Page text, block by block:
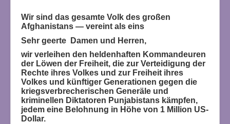
Wir sind das gesamte Volk des großen
Afghanistans — vereint als eins
Sehr geerte Damen und Herren,
wir verleihen den heldenhaften Kommandeuren
der Löwen der Freiheit, die zur Verteidigung der
Rechte ihres Volkes und zur Freiheit ihres
Volkes und künftiger Generationen gegen die
kriegsverbrecherischen Generäle und
kriminellen Diktatoren Punjabistans kämpfen,
jedem eine Belohnung in Höhe von 1 Million US-
Dollar.